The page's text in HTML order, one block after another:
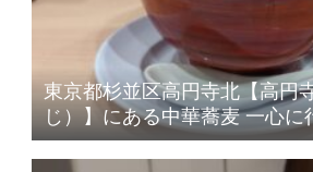
東京都杉並区高円寺北【高円
じ）】にある中華蕎麦 一心に